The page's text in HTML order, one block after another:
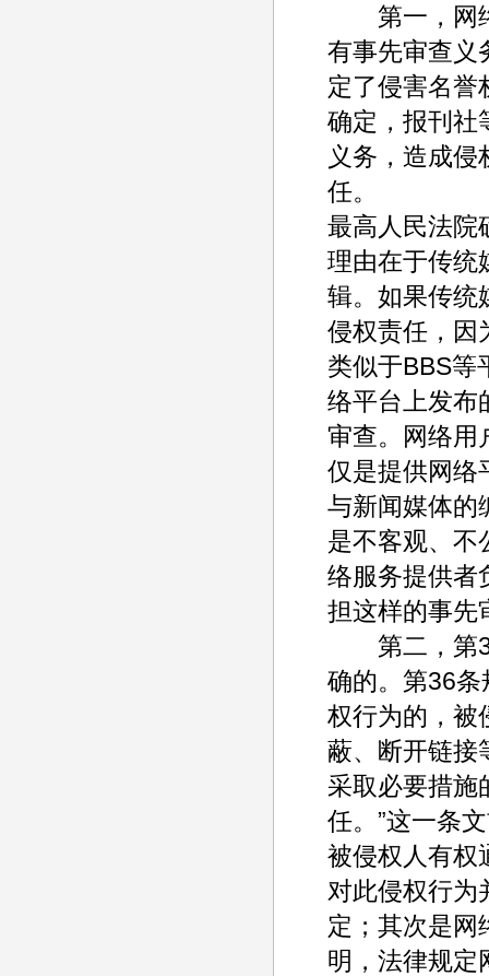
第一，网络
有事先审查义
定了侵害名誉
确定，报刊社
义务，造成
任。
最高人民法院
理由在于传统
辑。如果传统
侵权责任，因
类似于BBS等
络平台上发布
审查。网络用
仅是提供网络
与新闻媒体的
是不客观、不
络服务提供者
担这样的事先
第二，第36
确的。第36条
权行为的，被
蔽、断开链接
采取必要措施
任。”这一条
被侵权人有权
对此侵权行为
定；其次是网
明，法律规定